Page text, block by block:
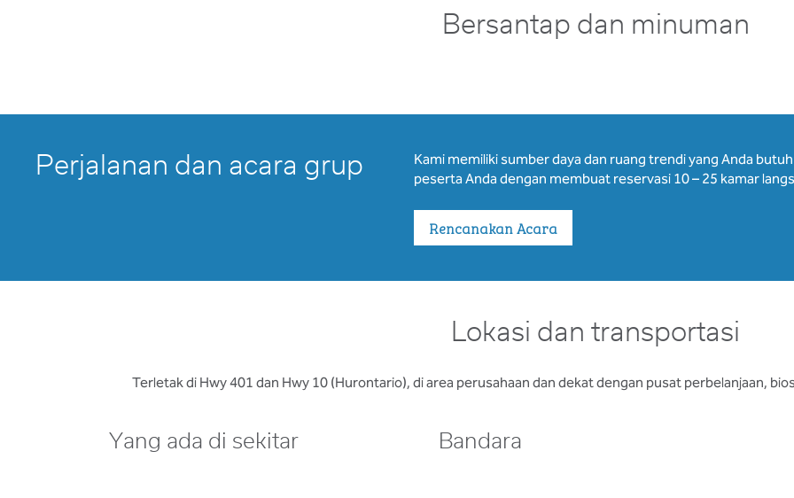
Bersantap dan minuman
Perjalanan dan acara grup
Kami memiliki sumber daya dan ruang trendi yang Anda
peserta Anda dengan membuat reservasi 10 – 25 kamar
Rencanakan Acara
Lokasi dan transportasi
Terletak di Hwy 401 dan Hwy 10 (Hurontario), di area perusahaan dan dekat dengan pusat perbelanjaan,
Yang ada di sekitar Bandara